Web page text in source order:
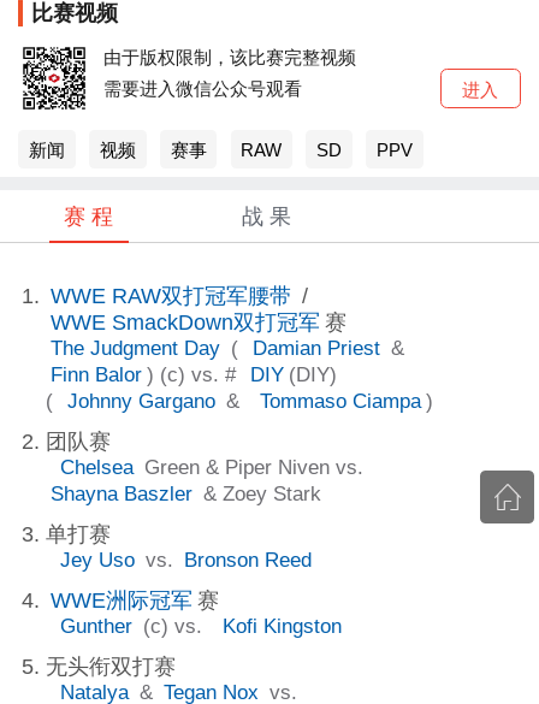
比赛视频
由于版权限制，该比赛完整视频
需要进入微信公众号观看
进入
新闻 视频 赛事 RAW SD PPV
赛 程 战 果
WWE RAW双打冠军腰带 /
WWE SmackDown双打冠军 赛
The Judgment Day ( Damian Priest &
Finn Balor ) (c) vs. # DIY (DIY)
(
Johnny Gargano & Tommaso Ciampa )
团队赛
Chelsea Green & Piper Niven vs.
Shayna Baszler & Zoey Stark
单打赛
Jey Uso vs. Bronson Reed
WWE洲际冠军 赛
Gunther (c) vs. Kofi Kingston
无头衔双打赛
Natalya & Tegan Nox vs.